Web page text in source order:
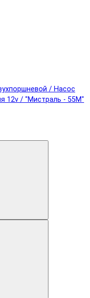
/ Насос
12v / "Мистраль - 55М"